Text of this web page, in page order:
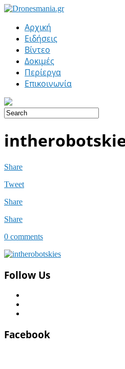
Αρχική
Ειδήσεις
Βίντεο
Δοκιμές
Περίεργα
Επικοινωνία
Share
Tweet
Share
Share
0 comments
Follow Us
Facebook